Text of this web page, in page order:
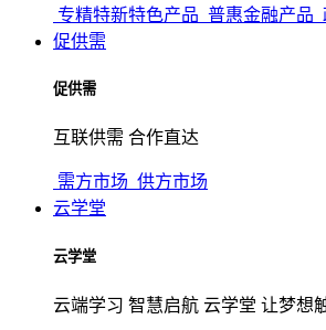
专精特新特色产品 普惠金融产品
促供需
促供需
互联供需 合作直达
需方市场 供方市场
云学堂
云学堂
云端学习 智慧启航 云学堂 让梦想